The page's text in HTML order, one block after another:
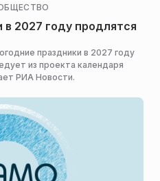
2027 году продлятся
праздники в 2027 году
из проекта календаря
РИА Новости.